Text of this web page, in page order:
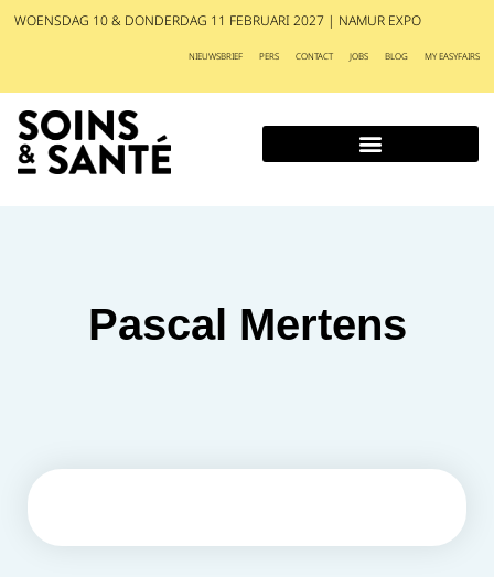
WOENSDAG 10 & DONDERDAG 11 FEBRUARI 2027 | NAMUR EXPO
NIEUWSBRIEF PERS CONTACT JOBS BLOG MY EASYFAIRS
Pascal Mertens